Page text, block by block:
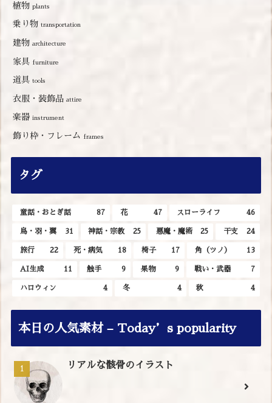
植物plants
乗り物transportation
建物architecture
家具 furniture
道具tools
衣服・装飾品attire
楽器instrument
飾り枠・フレーム frames
タグ
童話・おとぎ話 87 花 47 スローライフ 46
鳥・羽・翼 31 神話・宗教 25 悪魔・魔術 25 干支 24
旅行 22 死・病気 18 椅子 17 角（ツノ） 13
AI生成 11 触手 9 果物 9 戦い・武器 7
ハロウィン 4 冬 4 秋 4
本日の人気素材 – Today’s popularity
リアルな骸骨のイラスト